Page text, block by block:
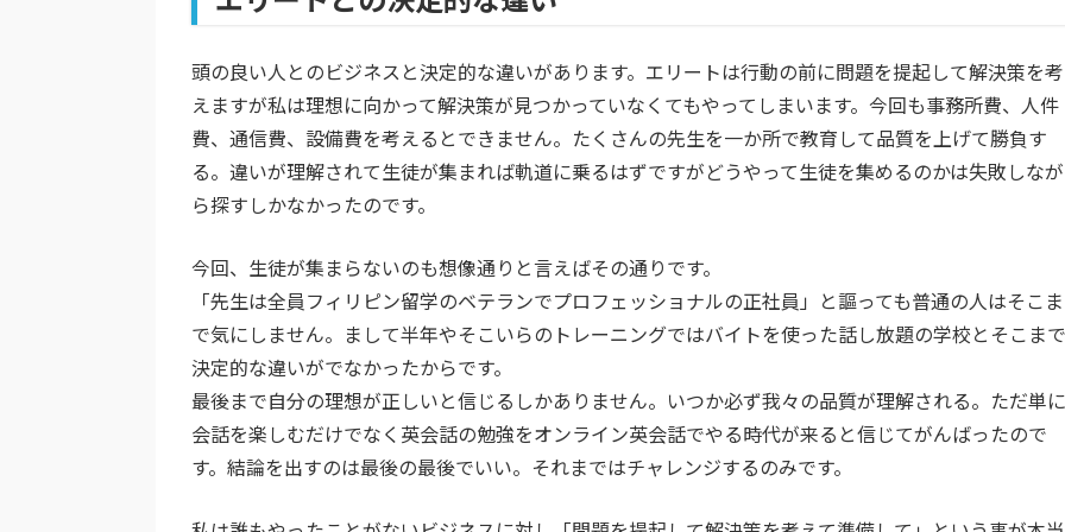
頭の良い人とのビジネスと決定的な違いがあります。エリートは行動の前に問題を提起して解決策を考
えますが私は理想に向かって解決策が見つかっていなくてもやってしまいます。今回も事務所費、人件
費、通信費、設備費を考えるとできません。たくさんの先生を一か所で教育して品質を上げて勝負す
る。違いが理解されて生徒が集まれば軌道に乗るはずですがどうやって生徒を集めるのかは失敗しなが
ら探すしかなかったのです。
今回、生徒が集まらないのも想像通りと言えばその通りです。
「先生は全員フィリピン留学のベテランでプロフェッショナルの正社員」と謳っても普通の人はそこま
で気にしません。まして半年やそこいらのトレーニングではバイトを使った話し放題の学校とそこまで
決定的な違いがでなかったからです。
最後まで自分の理想が正しいと信じるしかありません。いつか必ず我々の品質が理解される。ただ単に
会話を楽しむだけでなく英会話の勉強をオンライン英会話でやる時代が来ると信じてがんばったので
す。結論を出すのは最後の最後でいい。それまではチャレンジするのみです。